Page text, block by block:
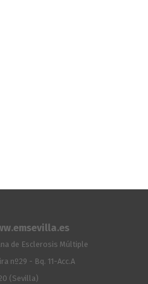
de Esclerosis Múltiple
nº29 - Bq. 11-Acc.A
(Sevilla)